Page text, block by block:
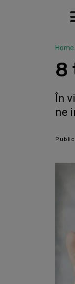
Home
8
În
ne